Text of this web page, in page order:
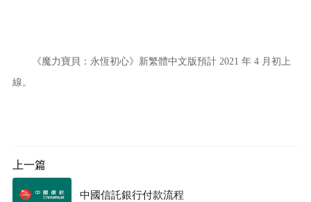
《魔力寶貝：永恆初心》新繁體中文版預計 2021 年 4 月初上
線。
上一篇
中國信託銀行付款流程